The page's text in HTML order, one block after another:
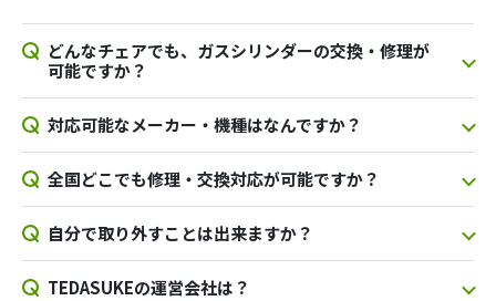
どんなチェアでも、ガスシリンダーの交換・修理が
可能ですか？
対応可能なメーカー・機種はなんですか？
全国どこでも修理・交換対応が可能ですか？
自分で取り外すことは出来ますか？
TEDASUKEの運営会社は？